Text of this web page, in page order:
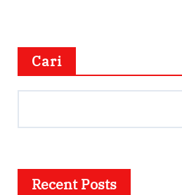
Cari
Recent Posts